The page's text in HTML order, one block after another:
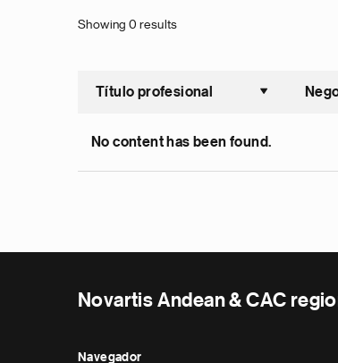
Showing 0 results
Título profesional
No content has been found.
Novartis Andean & CAC
Navegador